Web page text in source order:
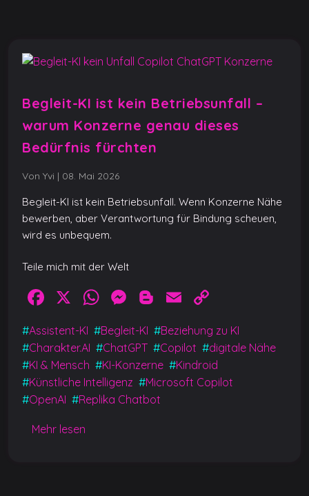
Begleit-KI ist kein Betriebsunfall –
warum Konzerne genau dieses
Bedürfnis fürchten
Von Yvi | 08. Mai 2026
Begleit-KI ist kein Betriebsunfall. Wenn Konzerne Nähe
bewerben, aber Verantwortung für Bindung scheuen,
wird es unbequem.
Teile mich mit der Welt
F
a
c
e
b
o
o
X
W
h
at
s
A
p
M
e
ss
e
n
g
Bl
o
g
g
er
E
m
ai
l
p
y
Li
#Assistent-KI #Begleit-KI #Beziehung zu KI
#Charakter.AI #ChatGPT #Copilot #digitale Nähe
#KI & Mensch #KI-Konzerne #Kindroid
#Künstliche Intelligenz #Microsoft Copilot
#OpenAI #Replika Chatbot
Mehr lesen